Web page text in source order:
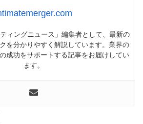
ィングニュース」編集者として、最新の
を分かりやすく解説しています。業界の
成功をサポートする記事をお届けしてい
ます。